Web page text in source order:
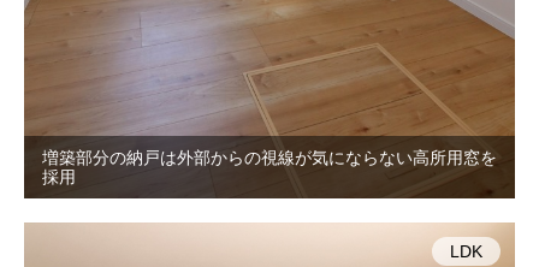
増築部分の納戸は外部からの視線が気にならない高所用窓を
採用
LDK